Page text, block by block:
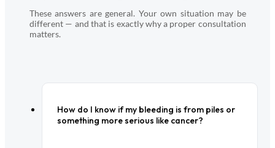
These answers are general. Your own situation may be
different — and that is exactly why a proper consultation
matters.
How do I know if my bleeding is from piles or
something more serious like cancer?